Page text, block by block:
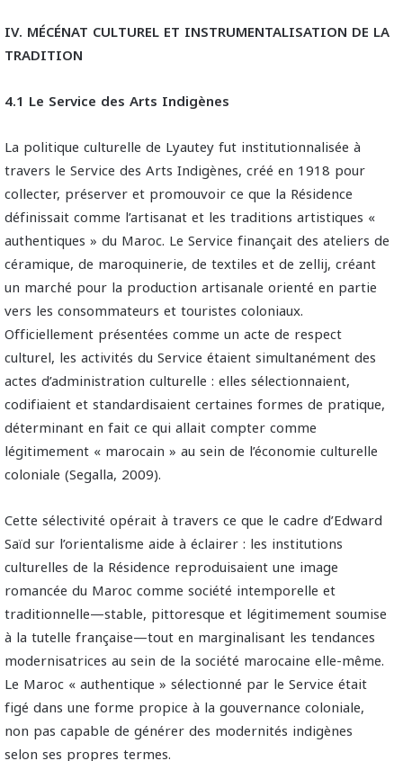
IV. MÉCÉNAT CULTUREL ET INSTRUMENTALISATION DE LA
TRADITION
4.1 Le Service des Arts Indigènes
La politique culturelle de Lyautey fut institutionnalisée à
travers le Service des Arts Indigènes, créé en 1918 pour
collecter, préserver et promouvoir ce que la Résidence
définissait comme l’artisanat et les traditions artistiques «
authentiques » du Maroc. Le Service finançait des ateliers de
céramique, de maroquinerie, de textiles et de zellij, créant
un marché pour la production artisanale orienté en partie
vers les consommateurs et touristes coloniaux.
Officiellement présentées comme un acte de respect
culturel, les activités du Service étaient simultanément des
actes d’administration culturelle : elles sélectionnaient,
codifiaient et standardisaient certaines formes de pratique,
déterminant en fait ce qui allait compter comme
légitimement « marocain » au sein de l’économie culturelle
coloniale (Segalla, 2009).
Cette sélectivité opérait à travers ce que le cadre d’Edward
Saïd sur l’orientalisme aide à éclairer : les institutions
culturelles de la Résidence reproduisaient une image
romancée du Maroc comme société intemporelle et
traditionnelle—stable, pittoresque et légitimement soumise
à la tutelle française—tout en marginalisant les tendances
modernisatrices au sein de la société marocaine elle-même.
Le Maroc « authentique » sélectionné par le Service était
figé dans une forme propice à la gouvernance coloniale,
non pas capable de générer des modernités indigènes
selon ses propres termes.